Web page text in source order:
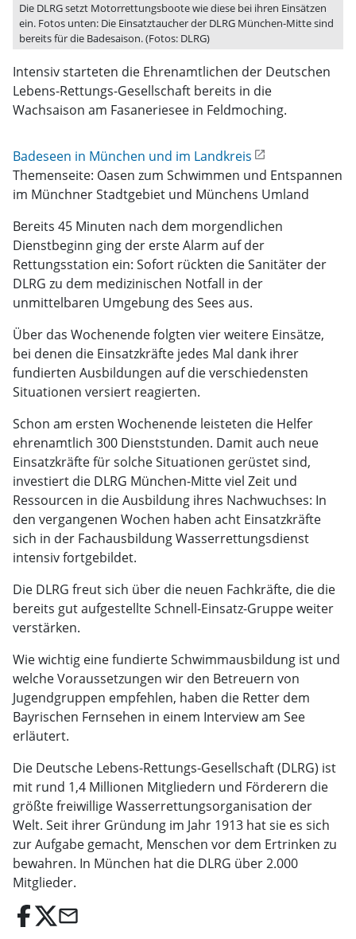
Die DLRG setzt Motorrettungsboote wie diese bei ihren Einsätzen
ein. Fotos unten: Die Einsatztaucher der DLRG München-Mitte sind
bereits für die Badesaison. (Fotos: DLRG)
Intensiv starteten die Ehrenamtlichen der Deutschen
Lebens-Rettungs-Gesellschaft bereits in die
Wachsaison am Fasaneriesee in Feldmoching.
Badeseen in München und im Landkreis
Themenseite: Oasen zum Schwimmen und Entspannen
im Münchner Stadtgebiet und Münchens Umland
Bereits 45 Minuten nach dem morgendlichen
Dienstbeginn ging der erste Alarm auf der
Rettungsstation ein: Sofort rückten die Sanitäter der
DLRG zu dem medizinischen Notfall in der
unmittelbaren Umgebung des Sees aus.
Über das Wochenende folgten vier weitere Einsätze,
bei denen die Einsatzkräfte jedes Mal dank ihrer
fundierten Ausbildungen auf die verschiedensten
Situationen versiert reagierten.
Schon am ersten Wochenende leisteten die Helfer
ehren­amtlich 300 Dienststunden. Damit auch neue
Einsatzkräfte für solche Situationen gerüstet sind,
investiert die DLRG München-Mitte viel Zeit und
Ressourcen in die Ausbildung ihres Nachwuchses: In
den vergangenen Wochen haben acht Einsatzkräfte
sich in der Fachausbildung Wasserrettungsdienst
intensiv fortgebildet.
Die DLRG freut sich über die neuen Fachkräfte, die die
bereits gut aufgestellte Schnell-Einsatz-Gruppe weiter
verstärken.
Wie wichtig eine fundierte Schwimmausbildung ist und
welche Voraussetzungen wir den Betreuern von
Jugendgruppen empfehlen, haben die Retter dem
Bayrischen Fernsehen in einem Interview am See
erläutert.
Die Deutsche Lebens-Rettungs-Gesellschaft (DLRG) ist
mit rund 1,4 Millionen Mitgliedern und Förderern die
größte freiwillige Wasserrettungsorganisation der
Welt. Seit ihrer Gründung im Jahr 1913 hat sie es sich
zur Aufgabe gemacht, Menschen vor dem Ertrinken zu
bewahren. In München hat die DLRG über 2.000
Mitglieder.
email